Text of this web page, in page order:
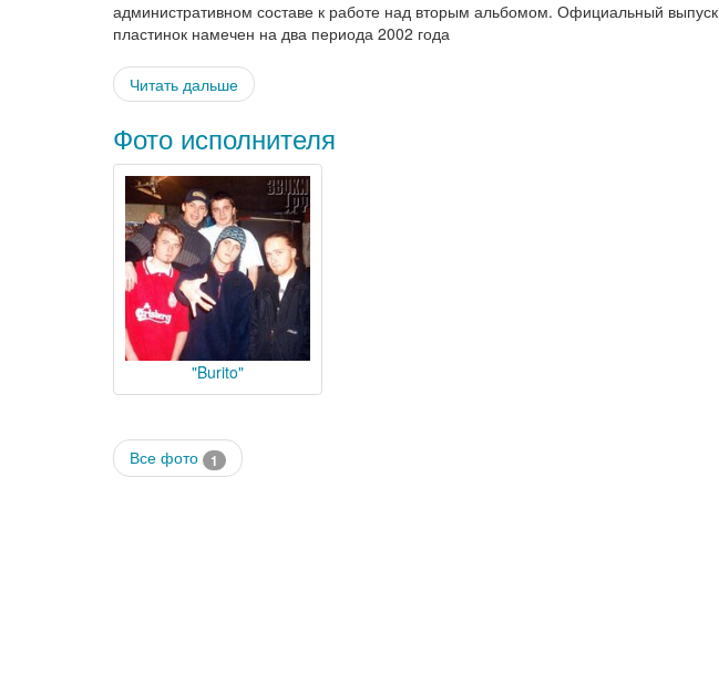
административном составе к работе над вторым альбомом. Официальный выпуск
пластинок намечен на два периода 2002 года
Читать дальше
Фото исполнителя
"Burito"
Все фото 1